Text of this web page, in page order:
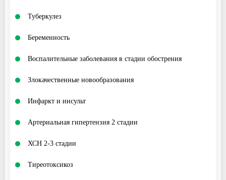
Туберкулез
Беременность
Воспалительные заболевания в стадии обострения
Злокачественные новообразования
Инфаркт и инсульт
Артериальная гипертензия 2 стадии
ХСН 2-3 стадии
Тиреотоксикоз